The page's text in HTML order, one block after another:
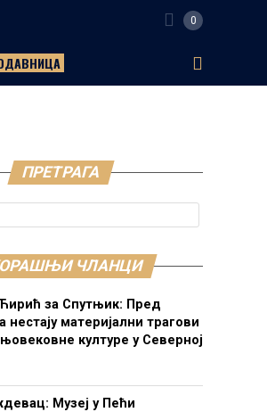
0
ПРЕТРАГА
ЧЛАНЦИ
за Спутњик: Пред
материјални трагови
културе у Северној
Музеј у Пећи